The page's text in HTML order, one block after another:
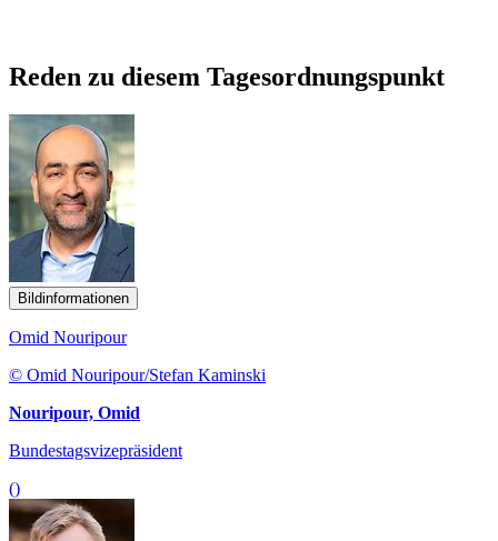
Reden zu diesem Tagesordnungspunkt
Bildinformationen
Omid Nouripour
© Omid Nouripour/Stefan Kaminski
Nouripour, Omid
Bundestagsvizepräsident
()